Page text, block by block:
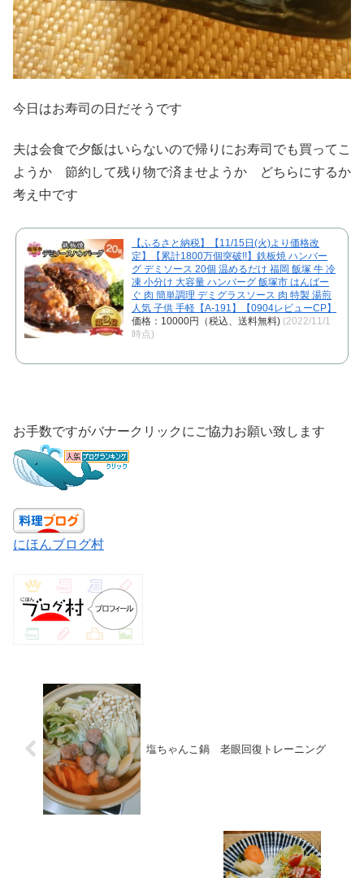
今日はお寿司の日だそうです
夫は会食で夕飯はいらないので帰りにお寿司でも買ってこ
ようか 節約して残り物で済ませようか どちらにするか
考え中です
【ふるさと納税】【11/15日(火)より価格改
定】【累計1800万個突破!!】鉄板焼 ハンバー
グ デミソース 20個 温めるだけ 福岡 飯塚 牛 冷
凍 小分け 大容量 ハンバーグ 飯塚市 はんばー
ぐ 肉 簡単調理 デミグラスソース 肉 特製 湯煎
人気 子供 手軽【A-191】【0904レビューCP】
価格：10000円（税込、送料無料) (2022/11/1
時点)
お手数ですがバナークリックにご協力お願い致します
にほんブログ村
塩ちゃんこ鍋 老眼回復トレーニング